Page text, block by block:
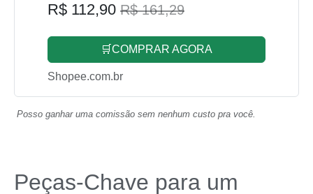
R$ 112,90 R$ 161,29
🛒COMPRAR AGORA
Shopee.com.br
Posso ganhar uma comissão sem nenhum custo pra você.
Peças-Chave para um